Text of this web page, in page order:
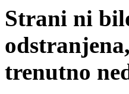
Strani ni
trenutno